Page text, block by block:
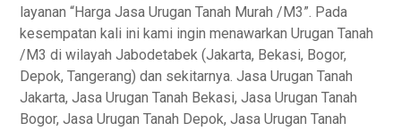
layanan “Harga Jasa Urugan Tanah Murah /M3”. Pada
kesempatan kali ini kami ingin menawarkan Urugan Tanah
/M3 di wilayah Jabodetabek (Jakarta, Bekasi, Bogor,
Depok, Tangerang) dan sekitarnya. Jasa Urugan Tanah
Jakarta, Jasa Urugan Tanah Bekasi, Jasa Urugan Tanah
Bogor, Jasa Urugan Tanah Depok, Jasa Urugan Tanah